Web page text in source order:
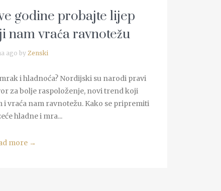
godine probajte lijep
nam vraća ravnotežu
ago byZenski
i hladnoća? Nordijski su narodi pravi
za bolje raspoloženje, novi trend koji
vraća nam ravnotežu. Kako se pripremiti
hladne i mra...
more →